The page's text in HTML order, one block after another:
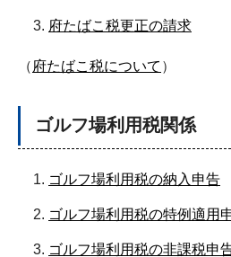
府たばこ税更正の請求
（ 府たばこ税について ）
ゴルフ場利用税関係
ゴルフ場利用税の納入申告
ゴルフ場利用税の特例適用
ゴルフ場利用税の非課税申